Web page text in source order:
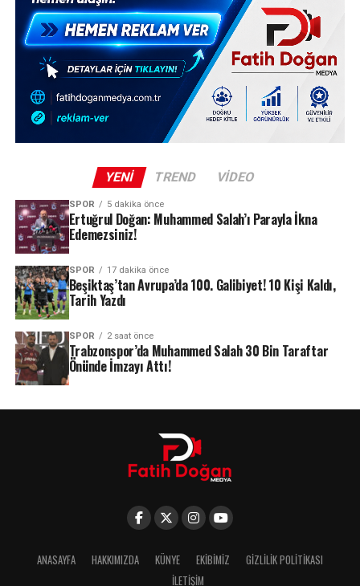
YENI TREND VIDEO
SPOR 5 dakika önce
Ertuğrul Doğan: Muhammed Salah’ı Parayla İkna
Edemezsiniz!
SPOR 17 dakika önce
Beşiktaş’tan Avrupa’da 100. Galibiyet! 10 Kişi Kaldı,
Tarih Yazdı
SPOR 2 saat önce
Trabzonspor’da Muhammed Salah 30 Bin Taraftar
Önünde İmzayı Attı!
ANASAYFA HAKKIMIZDA KÜNYE EKIBIMIZ
GIZLILIK POLITIKASI
İLETIŞIM